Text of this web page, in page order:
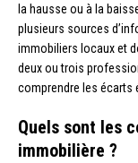
la hausse ou à la
plusieurs sources
immobiliers locaux et
deux ou trois
comprendre les écarts
Quels sont les
immobilière ?